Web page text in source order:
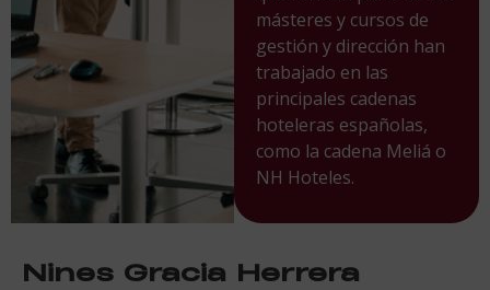
másteres y cursos de
gestión y dirección han
trabajado en las
principales cadenas
hoteleras españolas,
como la cadena Meliá o
NH Hoteles.
Nines Gracia Herrera